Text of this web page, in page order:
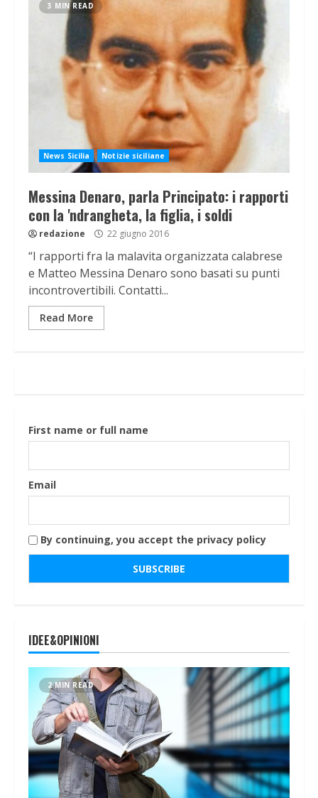
3 MIN READ
News Sicilia Notizie siciliane
Messina Denaro, parla Principato: i rapporti
con la 'ndrangheta, la figlia, i soldi
redazione 22 giugno 2016
“I rapporti fra la malavita organizzata calabrese
e Matteo Messina Denaro sono basati su punti
incontrovertibili. Contatti...
Read More
First name or full name
Email
By continuing, you accept the privacy policy
IDEE&OPINIONI
2 MIN READ